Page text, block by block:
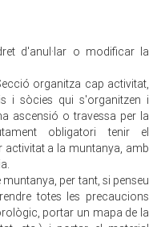
d'anul·lar o modificar la
organitza cap activitat,
i sòcies qui s'organitzen i
ascensió o travessa per la
obligatori tenir el
activitat a la muntanya, amb
per tant, si penseu
totes les precaucions
portar un mapa de la